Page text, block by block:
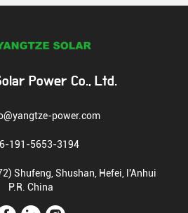
Power Co., Ltd.
power.com
191-5653-3194
Shufeng, Shushan, Hefei, l'Anhui
P.R. China